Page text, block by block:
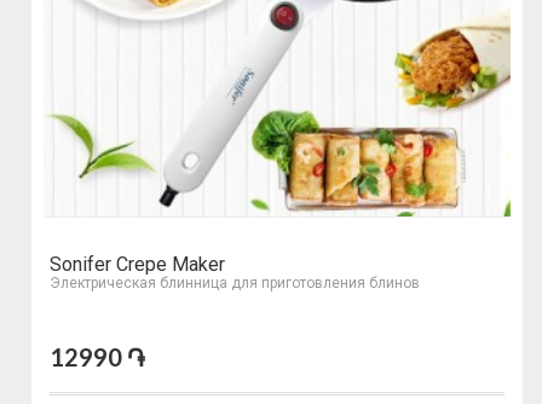
Sonifer Crepe Maker
Электрическая блинница для приготовления блинов
12990 ֏